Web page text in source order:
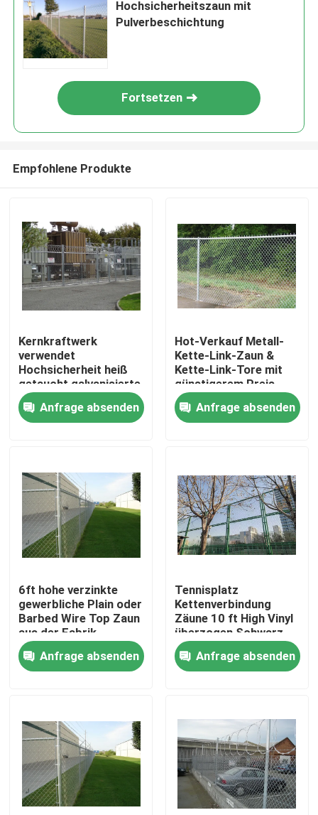
Haus
Videos
VR-Show
Über uns
Fabrik-Ausflug
Qualitätskontrolle
Nachrichten
Fechten der geschweißten Masche
Hochsicherheitszaun mit
Pulverbeschichtung
Fortsetzen
Empfohlene Produkte
Kernkraftwerk
verwendet
Hochsicherheit heiß
getaucht galvanisierte
Kettenverbindung
ZaunAnfrage absenden
Hot-Verkauf Metall-
Kette-Link-Zaun &
Kette-Link-Tore mit
günstigerem Preis
Anfrage absenden
6ft hohe verzinkte
gewerbliche Plain oder
Barbed Wire Top Zaun
aus der Fabrik
Lieferung
Anfrage absenden
Tennisplatz
Kettenverbindung
Zäune 10 ft High Vinyl
überzogen Schwarz
oder Grün Fro Markt
Anfrage absenden